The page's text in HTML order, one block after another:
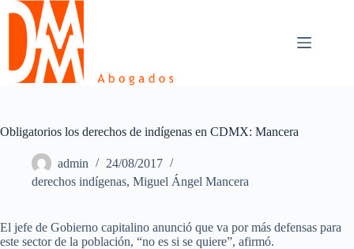
Skip
content
Obligatorios los derechos de indígenas en CDMX: Mancera
admin
24/08/2017
derechos indígenas, Miguel Ángel Mancera
El jefe de Gobierno capitalino anunció que va por más defensas para
este sector de la población, “no es si se quiere”, afirmó.